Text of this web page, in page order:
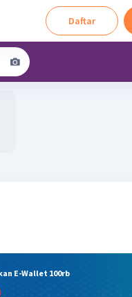
Daftar
E-Wallet 100rb